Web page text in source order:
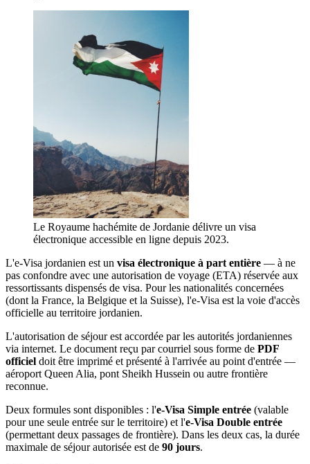
Le Royaume hachémite de Jordanie délivre un visa
électronique accessible en ligne depuis 2023.
L'e-Visa jordanien est un visa électronique à part entière — à ne
pas confondre avec une autorisation de voyage (ETA) réservée aux
ressortissants dispensés de visa. Pour les nationalités concernées
(dont la France, la Belgique et la Suisse), l'e-Visa est la voie d'accès
officielle au territoire jordanien.
L'autorisation de séjour est accordée par les autorités jordaniennes
via internet. Le document reçu par courriel sous forme de PDF
officiel doit être imprimé et présenté à l'arrivée au point d'entrée —
aéroport Queen Alia, pont Sheikh Hussein ou autre frontière
reconnue.
Deux formules sont disponibles : l'e-Visa Simple entrée (valable
pour une seule entrée sur le territoire) et l'e-Visa Double entrée
(permettant deux passages de frontière). Dans les deux cas, la durée
maximale de séjour autorisée est de 90 jours.